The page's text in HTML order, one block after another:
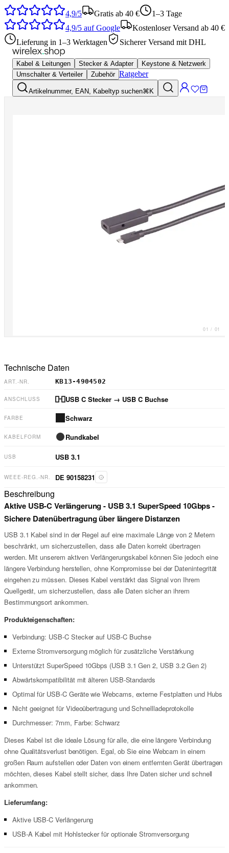
4,9/5 Gratis ab 40 €
1–3 Tage
4,9/5 auf Google
Kostenloser Versand ab 40 €
Lieferung in 1–3 Werktagen
Sicherer Versand mit DHL
Kabel & Leitungen Stecker & Adapter
Keystone & Netzwerk
Umschalter & Verteiler
Zubehör Ratgeber
Artikelnummer, EAN, Kabeltyp suchen⌘K
01 / 01
Technische Daten
ART.-NR. KB13-4904502
ANSCHLUSS USB C Stecker → USB C Buchse
FARBE Schwarz
KABELFORM Rundkabel
USB USB 3.1
WEEE-REG.-NR. DE 90158231
Beschreibung
Aktive USB-C Verlängerung - USB 3.1 SuperSpeed 10Gbps -
Sichere Datenübertragung über längere Distanzen
USB 3.1 Kabel sind in der Regel auf eine maximale Länge von 2 Metern
beschränkt, um sicherzustellen, dass alle Daten korrekt übertragen
werden. Mit unserem aktiven Verlängerungskabel können Sie jedoch eine
längere Verbindung herstellen, ohne Kompromisse bei der Datenintegrität
eingehen zu müssen. Dieses Kabel verstärkt das Signal von Ihrem
Quellgerät, um sicherzustellen, dass alle Daten sicher an ihrem
Bestimmungsort ankommen.
Produkteigenschaften:
Verbindung: USB-C Stecker auf USB-C Buchse
Externe Stromversorgung möglich für zusätzliche Verstärkung
Unterstützt SuperSpeed 10Gbps (USB 3.1 Gen 2, USB 3.2 Gen 2)
Abwärtskompatibilität mit älteren USB-Standards
Optimal für USB-C Geräte wie Webcams, externe Festplatten und Hubs
Nicht geeignet für Videoübertragung und Schnellladeprotokolle
Durchmesser: 7mm, Farbe: Schwarz
Dieses Kabel ist die ideale Lösung für alle, die eine längere Verbindung
ohne Qualitätsverlust benötigen. Egal, ob Sie eine Webcam in einem
großen Raum aufstellen oder Daten von einem entfernten Gerät übertragen
möchten, dieses Kabel stellt sicher, dass Ihre Daten sicher und schnell
ankommen.
Lieferumfang:
Aktive USB-C Verlängerung
USB-A Kabel mit Hohlstecker für optionale Stromversorgung